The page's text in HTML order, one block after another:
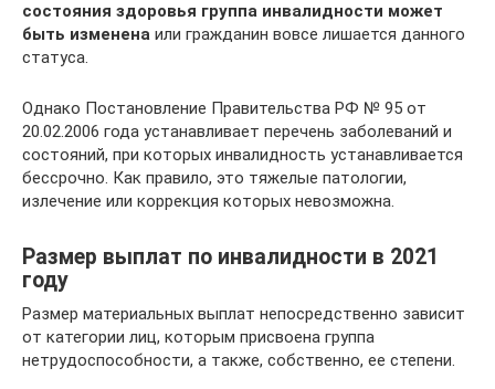
состояния здоровья группа инвалидности может
быть изменена или гражданин вовсе лишается данного
статуса.
Однако Постановление Правительства РФ № 95 от
20.02.2006 года устанавливает перечень заболеваний и
состояний, при которых инвалидность устанавливается
бессрочно. Как правило, это тяжелые патологии,
излечение или коррекция которых невозможна.
Размер выплат по инвалидности в 2021
году
Размер материальных выплат непосредственно зависит
от категории лиц, которым присвоена группа
нетрудоспособности, а также, собственно, ее степени.